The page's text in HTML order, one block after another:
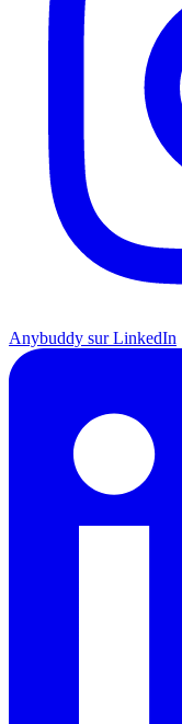
Anybuddy sur LinkedIn